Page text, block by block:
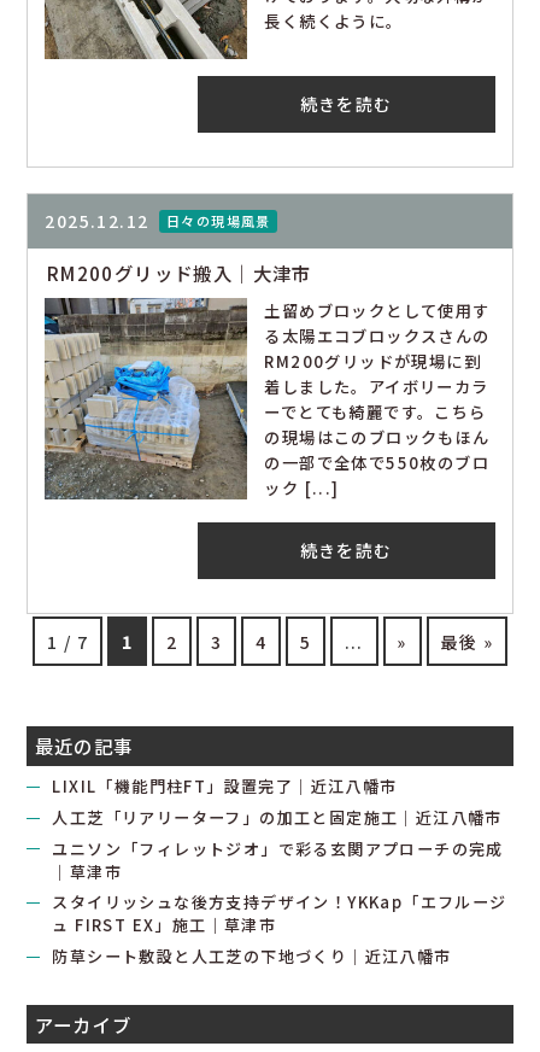
長く続くように。
続きを読む
2025.12.12 日々の現場風景
RM200グリッド搬入｜大津市
土留めブロックとして使用す
る太陽エコブロックスさんの
RM200グリッドが現場に到
着しました。アイボリーカラ
ーでとても綺麗です。こちら
の現場はこのブロックもほん
の一部で全体で550枚のブロ
ック [...]
続きを読む
1 / 7 1 2 3 4 5 ... » 最後 »
最近の記事
LIXIL「機能門柱FT」設置完了｜近江八幡市
人工芝「リアリーターフ」の加工と固定施工｜近江八幡市
ユニソン「フィレットジオ」で彩る玄関アプローチの完成
｜草津市
スタイリッシュな後方支持デザイン！YKKap「エフルージ
ュ FIRST EX」施工｜草津市
防草シート敷設と人工芝の下地づくり｜近江八幡市
アーカイブ